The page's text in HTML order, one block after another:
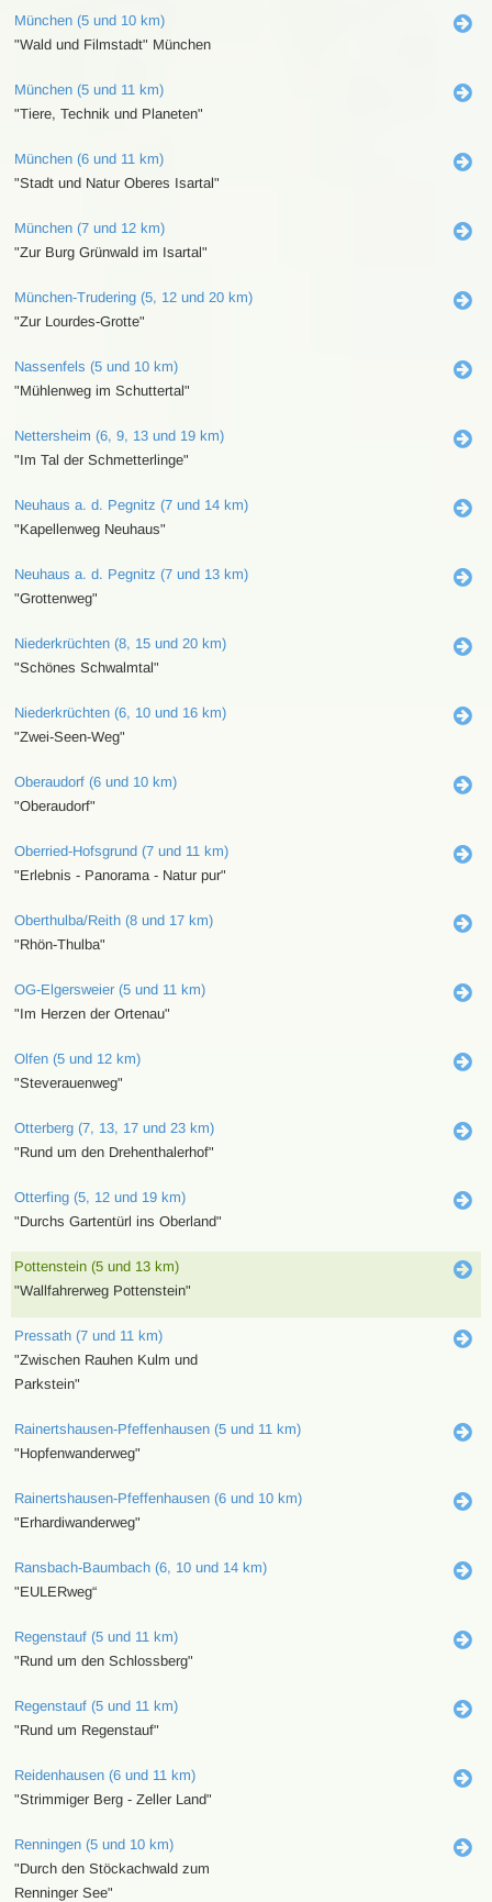
München (5 und 10 km)
"Wald und Filmstadt" München
München (5 und 11 km)
"Tiere, Technik und Planeten"
München (6 und 11 km)
"Stadt und Natur Oberes Isartal"
München (7 und 12 km)
"Zur Burg Grünwald im Isartal"
München-Trudering (5, 12 und 20 km)
"Zur Lourdes-Grotte"
Nassenfels (5 und 10 km)
"Mühlenweg im Schuttertal"
Nettersheim (6, 9, 13 und 19 km)
"Im Tal der Schmetterlinge"
Neuhaus a. d. Pegnitz (7 und 14 km)
"Kapellenweg Neuhaus"
Neuhaus a. d. Pegnitz (7 und 13 km)
"Grottenweg"
Niederkrüchten (8, 15 und 20 km)
"Schönes Schwalmtal"
Niederkrüchten (6, 10 und 16 km)
"Zwei-Seen-Weg"
Oberaudorf (6 und 10 km)
"Oberaudorf"
Oberried-Hofsgrund (7 und 11 km)
"Erlebnis - Panorama - Natur pur"
Oberthulba/Reith (8 und 17 km)
"Rhön-Thulba"
OG-Elgersweier (5 und 11 km)
"Im Herzen der Ortenau"
Olfen (5 und 12 km)
"Steverauenweg"
Otterberg (7, 13, 17 und 23 km)
"Rund um den Drehenthalerhof"
Otterfing (5, 12 und 19 km)
"Durchs Gartentürl ins Oberland"
Pottenstein (5 und 13 km)
"Wallfahrerweg Pottenstein"
Pressath (7 und 11 km)
"Zwischen Rauhen Kulm und
Parkstein"
Rainertshausen-Pfeffenhausen (5 und 11 km)
"Hopfenwanderweg"
Rainertshausen-Pfeffenhausen (6 und 10 km)
"Erhardiwanderweg"
Ransbach-Baumbach (6, 10 und 14 km)
"EULERweg“
Regenstauf (5 und 11 km)
"Rund um den Schlossberg"
Regenstauf (5 und 11 km)
"Rund um Regenstauf"
Reidenhausen (6 und 11 km)
"Strimmiger Berg - Zeller Land"
Renningen (5 und 10 km)
"Durch den Stöckachwald zum
Renninger See"